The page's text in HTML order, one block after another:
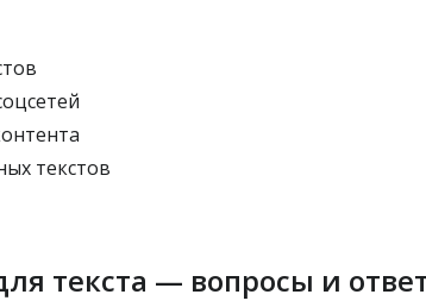
текстов
текста — вопросы и